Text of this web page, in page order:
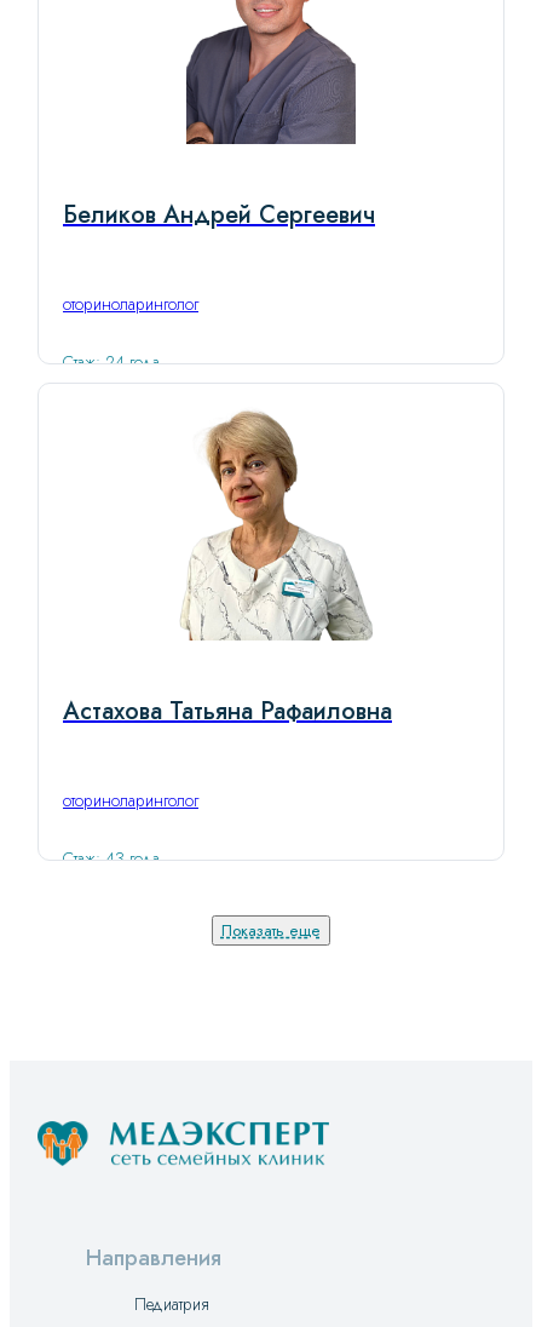
Беликов Андрей Сергеевич
оториноларинголог
Стаж: 24 года
Астахова Татьяна Рафаиловна
оториноларинголог
Стаж: 43 года
Показать еще
Направления
Педиатрия